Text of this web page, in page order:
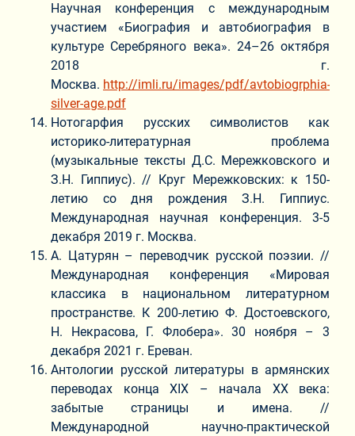
Научная конференция с международным
участием «Биография и автобиография в
культуре Серебряного века». 24–26 октября
2018 г.
Москва. http://imli.ru/images/pdf/avtobiogrphia-
silver-age.pdf
Нотогарфия русских символистов как
историко-литературная проблема
(музыкальные тексты Д.С. Мережковского и
З.Н. Гиппиус). // Круг Мережковских: к 150-
летию со дня рождения З.Н. Гиппиус.
Международная научная конференция. 3-5
декабря 2019 г. Москва.
А. Цатурян – переводчик русской поэзии. //
Международная конференция «Мировая
классика в национальном литературном
пространстве. К 200-летию Ф. Достоевского,
Н. Некрасова, Г. Флобера». 30 ноября – 3
декабря 2021 г. Ереван.
Антологии русской литературы в армянских
переводах конца XIX – начала XX века:
забытые страницы и имена. //
Международной научно-практической